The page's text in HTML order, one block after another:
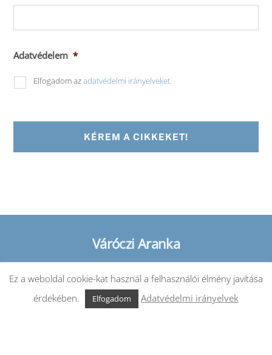
Adatvédelem *
Elfogadom azadatvédelmi irányelveket
To
Top
Váróczi Aranka
kapcsolat@varocziaranka.hu | +36 70 290 77 90
Ez a weboldal cookie-kat használ a felhasználói élmény javítása
érdekében.
Elfogadom Adatvédelmi irányelvek